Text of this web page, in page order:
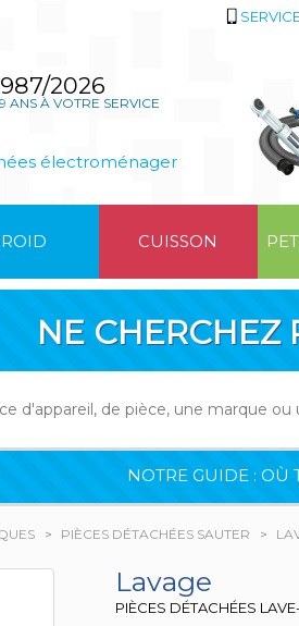
2026
ANS À VOTRE SERVICE
électroménager
CUISSON
NE CHERCHEZ
NOTRE GUIDE : OÙ
PIÈCES DÉTACHÉES SAUTER
Lavage
PIÈCES DÉTACHÉES